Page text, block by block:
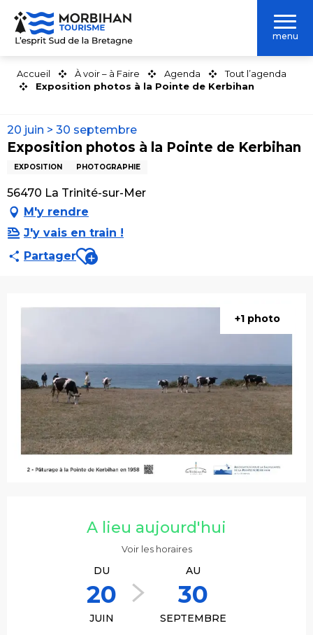
Aller
contenu
menu
Accueil À voir – à Faire Agenda
Tout l’agenda
Exposition photos à la Pointe de Kerbihan
20 juin > 30 septembre
Exposition photos à la Pointe de Kerbihan
EXPOSITION PHOTOGRAPHIE
56470 La Trinité-sur-Mer
M'y rendre
J'y vais en train !
PartagerAjouter aux favoris
+1 photo
A lieu aujourd'hui
Voir les horaires
DU
20
JUIN
AU
30
SEPTEMBRE